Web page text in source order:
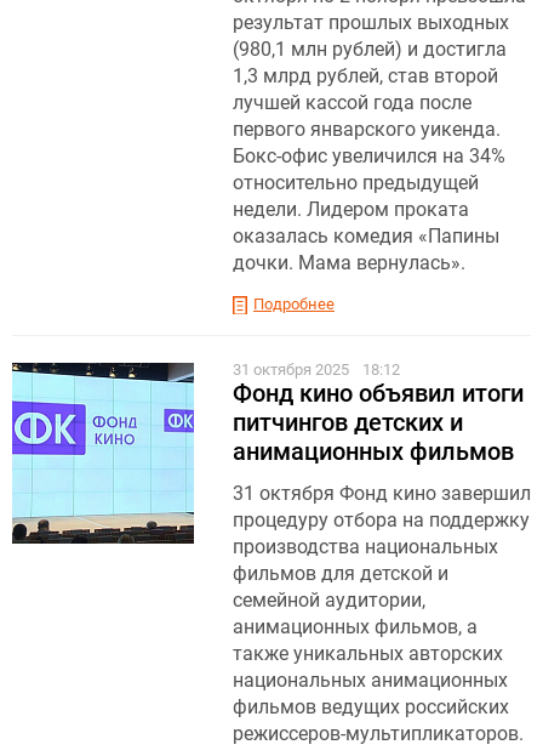
результат прошлых выходных
(980,1 млн рублей) и достигла
1,3 млрд рублей, став второй
лучшей кассой года после
первого январского уикенда.
Бокс-офис увеличился на 34%
относительно предыдущей
недели. Лидером проката
оказалась комедия «Папины
дочки. Мама вернулась».
Подробнее
31 октября 2025 18:12
Фонд кино объявил итоги
питчингов детских и
анимационных фильмов
31 октября Фонд кино завершил
процедуру отбора на поддержку
производства национальных
фильмов для детской и
семейной аудитории,
анимационных фильмов, а
также уникальных авторских
национальных анимационных
фильмов ведущих российских
режиссеров-мультипликаторов.